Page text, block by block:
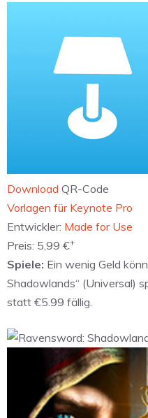
Download QR-Code
‎Vorlagen für Keynote Pro
Entwickler: Made for Use
Preis: 5,99 €+
Spiele: Ein wenig Geld
Shadowlands“ (Universal)
statt €5.99 fällig.